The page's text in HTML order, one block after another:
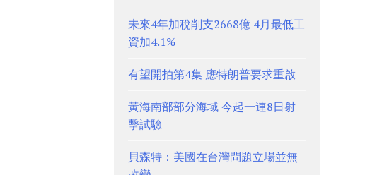
未來4年加稅削支2668億 4月最低工
資加4.1%
有望開拍第4集 應特朗普要求重啟
黃海南部部分海域 今起一連8日射
擊試驗
貝森特：美國在台灣問題立場並無